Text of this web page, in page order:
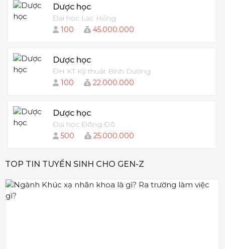
Dược học
Đại học Lạc Hồng
100
45.000.000
Dược học
ĐH KT Kỹ thuật Bình Dương
100
22.000.000
Dược học
Đại học Đông Đô
500
25.000.000
TOP TIN TUYỂN SINH CHO GEN-Z